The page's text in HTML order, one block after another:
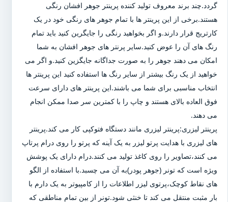
گردد.چند برند معروف تولید کننده پرینتر جوهر افشان رنگی
هستند.برخی از این پرینتر ها با تمام جوهر های رنگی خود در یک
کارتریج قرار دارند.و اگر بخواهید رنگی را جایگرین کنید باید تمام
رنگ های آن را عوض کنید.سایر پرنتر های جوهر افشان به شما
امکان می دهند جوهر را به صورت جداگانه جایگزین کنید.و اگر می
خواهید از یک رنگ بیشتر از سایر رنگ ها استفاده کنید این پرینتر ها
انتخاب مناسبی برای شما می باشند.این پرینتر های دارای سرعت
فوق العاده بالای هستند و چاپ را با کمترین سر صدا ممکن انجام
می دهند.
پرینتر لیزری:پرینتر لیزری مانند دستگاه فتوکپی کار می کند.پرینتر
های لیزری با هدایت پرتو لیزر به یک آینه که پرتو را روی درام پرتاپ
می کنند،تصاویر را روی کاغذ تولید می کنند.درام دارای یک پوشش
ویژه است که تونر (جوهر پودر)به آن می چسبد.با استفاده از الگو
های نقاط کوچک،پرتوی لیزر اطلاعات را از کامپیوتر به یک دارم با
بار مثبت منتقل می کند تا خنثی شود.تونر از بین تمام مناطقی که